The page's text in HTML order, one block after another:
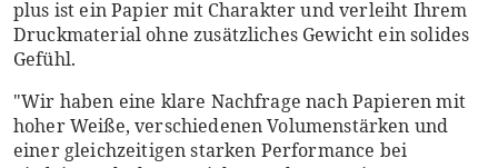
plus ist ein Papier mit Charakter und verleiht Ihrem
Druckmaterial ohne zusätzliches Gewicht ein solides
Gefühl.
"Wir haben eine klare Nachfrage nach Papieren mit
hoher Weiße, verschiedenen Volumenstärken und
einer gleichzeitigen starken Performance bei